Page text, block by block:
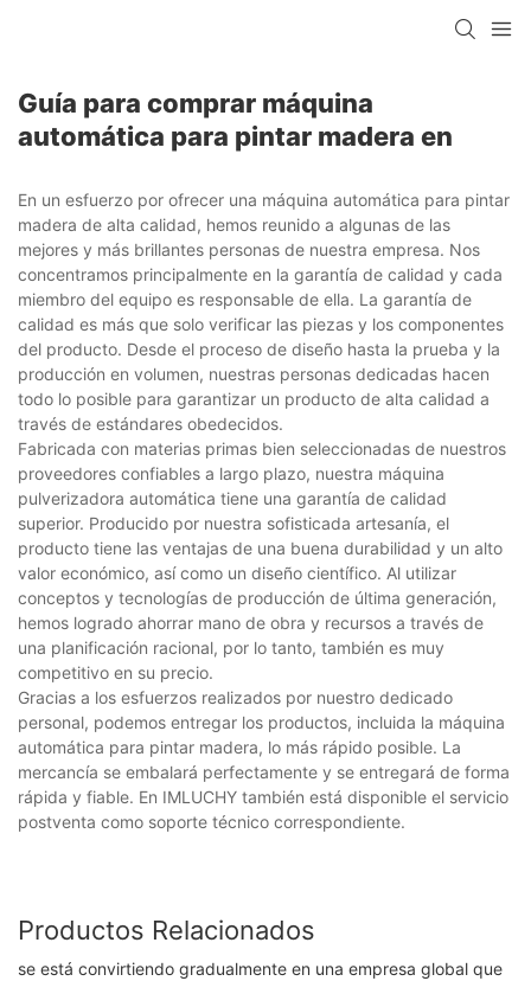
Guía para comprar máquina
automática para pintar madera en
En un esfuerzo por ofrecer una máquina automática para pintar
madera de alta calidad, hemos reunido a algunas de las
mejores y más brillantes personas de nuestra empresa. Nos
concentramos principalmente en la garantía de calidad y cada
miembro del equipo es responsable de ella. La garantía de
calidad es más que solo verificar las piezas y los componentes
del producto. Desde el proceso de diseño hasta la prueba y la
producción en volumen, nuestras personas dedicadas hacen
todo lo posible para garantizar un producto de alta calidad a
través de estándares obedecidos.
Fabricada con materias primas bien seleccionadas de nuestros
proveedores confiables a largo plazo, nuestra máquina
pulverizadora automática tiene una garantía de calidad
superior. Producido por nuestra sofisticada artesanía, el
producto tiene las ventajas de una buena durabilidad y un alto
valor económico, así como un diseño científico. Al utilizar
conceptos y tecnologías de producción de última generación,
hemos logrado ahorrar mano de obra y recursos a través de
una planificación racional, por lo tanto, también es muy
competitivo en su precio.
Gracias a los esfuerzos realizados por nuestro dedicado
personal, podemos entregar los productos, incluida la máquina
automática para pintar madera, lo más rápido posible. La
mercancía se embalará perfectamente y se entregará de forma
rápida y fiable. En IMLUCHY también está disponible el servicio
postventa como soporte técnico correspondiente.
Productos Relacionados
se está convirtiendo gradualmente en una empresa global que